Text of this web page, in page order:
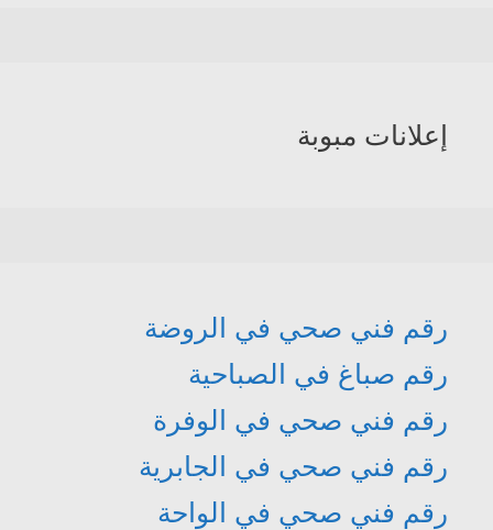
إعلانات مبوبة
رقم فني صحي في الروضة
رقم صباغ في الصباحية
رقم فني صحي في الوفرة
رقم فني صحي في الجابرية
رقم فني صحي في الواحة